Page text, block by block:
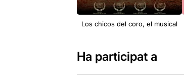
Los chicos del coro, el musical
Ha participat a